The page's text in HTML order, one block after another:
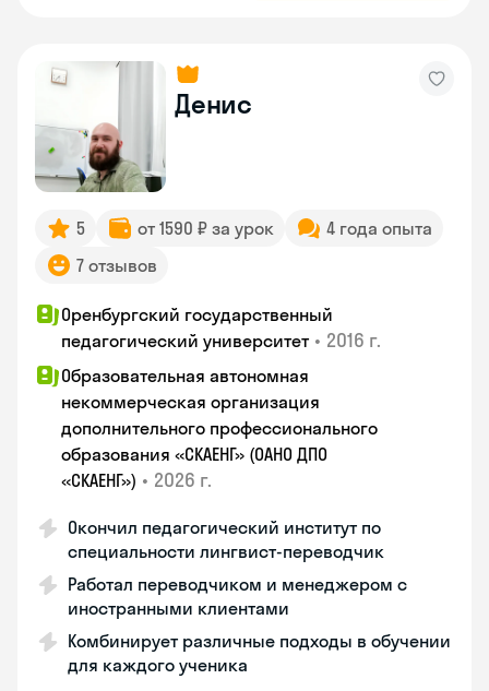
Денис
5 от 1590 ₽ за урок
4 года опыта
7 отзывов
Оренбургский государственный
педагогический университет • 2016 г.
Образовательная автономная
некоммерческая организация
дополнительного профессионального
образования «СКАЕНГ» (ОАНО ДПО
«СКАЕНГ») • 2026 г.
Окончил педагогический институт по
специальности лингвист-переводчик
Работал переводчиком и менеджером с
иностранными клиентами
Комбинирует различные подходы в обучении
для каждого ученика